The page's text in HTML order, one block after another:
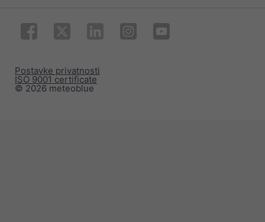
© 2026 meteoblue
ISO 9001 certificate
Postavke privatnosti